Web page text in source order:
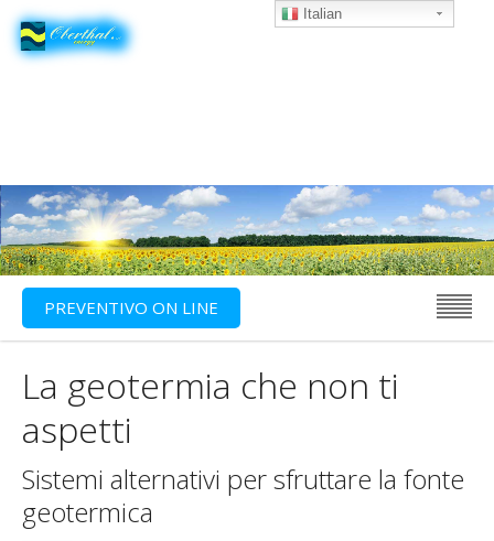
PREVENTIVO ON LINE
La geotermia che non ti
aspetti
Sistemi alternativi per sfruttare la fonte
geotermica
Italian